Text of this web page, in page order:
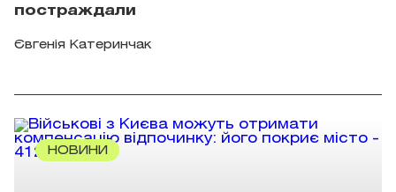
постраждали
Євгенія Катеринчак
НОВИНИ